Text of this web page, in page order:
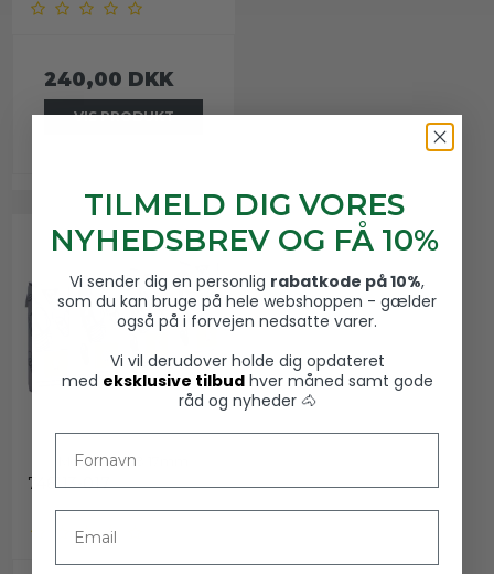
240,00 DKK
VIS PRODUKT
Mordax W3/8 17mm
746113-017
TILMELD DIG VORES
NYHEDSBREV OG FÅ 10%
Vi sender dig en personlig rabatkode på 10%,
som du kan bruge på hele webshoppen - gælder
også på i forvejen nedsatte varer.
Vi vil derudover holde dig opdateret
med eksklusive tilbudhver måned samt gode
råd og nyheder 🐴